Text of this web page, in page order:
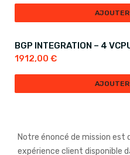
AJOUTER
BGP INTEGRATION – 4
1912,00 €
AJOUTER
Notre énoncé de mission est
expérience client disponible